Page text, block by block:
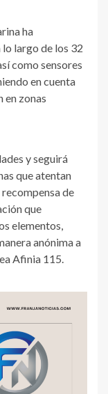
ha
largo de los 32
como sensores
en cuenta
en zonas
y seguirá
que atentan
de
que
elementos,
anónima a
Afinia 115.